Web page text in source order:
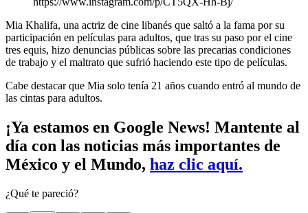
Mia Khalifa, una actriz de cine libanés que saltó a la fama por su
participación en películas para adultos, que tras su paso por el cine
tres equis, hizo denuncias públicas sobre las precarias condiciones
de trabajo y el maltrato que sufrió haciendo este tipo de películas.
Cabe destacar que Mia solo tenía 21 años cuando entró al mundo de
las cintas para adultos.
¡Ya estamos en Google News! Mantente al
día con las noticias más importantes de
México y el Mundo, haz clic aquí.
¿Qué te pareció?